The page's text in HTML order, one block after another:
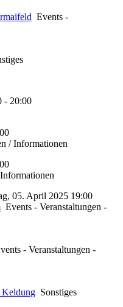
Events -
- 20:00
/ Informationen
05. April 2025 19:00
Events - Veranstaltungen -
- Veranstaltungen -
Keldung Sonstiges